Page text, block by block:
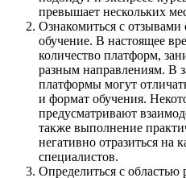
превышает нескольких
Ознакомиться с
обучение. В настоящее
количество платформ,
разным направлениям. В
платформы могут
и формат обучения.
предусматривают
также выполнение
негативно отразиться на
специалистов.
Определиться с областью